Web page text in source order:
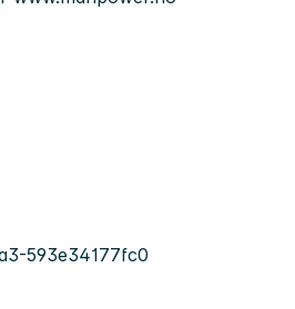
593e34177fc0